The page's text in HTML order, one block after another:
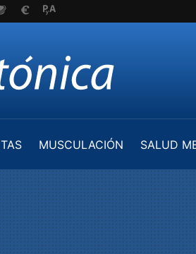
MUSCULACIÓN
SALUD